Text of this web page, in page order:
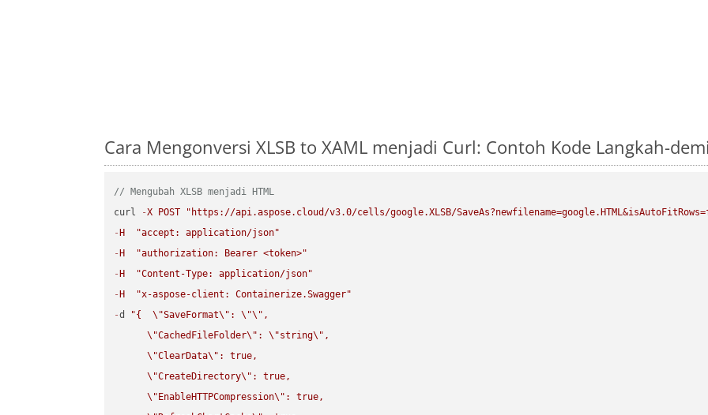
Cara Mengonversi XLSB to XAML menjadi Curl: Contoh Kode Langkah-
// Mengubah XLSB menjadi HTML
curl
-X POST
"https://api.aspose.cloud/v3.0/cells/google.XLSB/
- H
"accept: application/json"
- H
"authorization: Bearer <token>"
- H
"Content-Type: application/json"
- H
"x-aspose-client: Containerize.Swagger"
-d "{ \"SaveFormat\" : \"\" ,
\"CachedFileFolder\" : \"string\" ,
\"ClearData\" : true,
\"CreateDirectory\" : true,
\" EnableHTTPCompression\" : true,